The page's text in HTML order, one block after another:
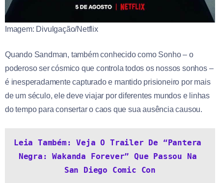
Imagem: Divulgação/Netflix
Quando Sandman, também conhecido como Sonho – o
poderoso ser cósmico que controla todos os nossos sonhos –
é inesperadamente capturado e mantido prisioneiro por mais
de um século, ele deve viajar por diferentes mundos e linhas
do tempo para consertar o caos que sua ausência causou.
Leia Também: Veja O Trailer De “Pantera
Negra: Wakanda Forever” Que Passou Na
San Diego Comic Con